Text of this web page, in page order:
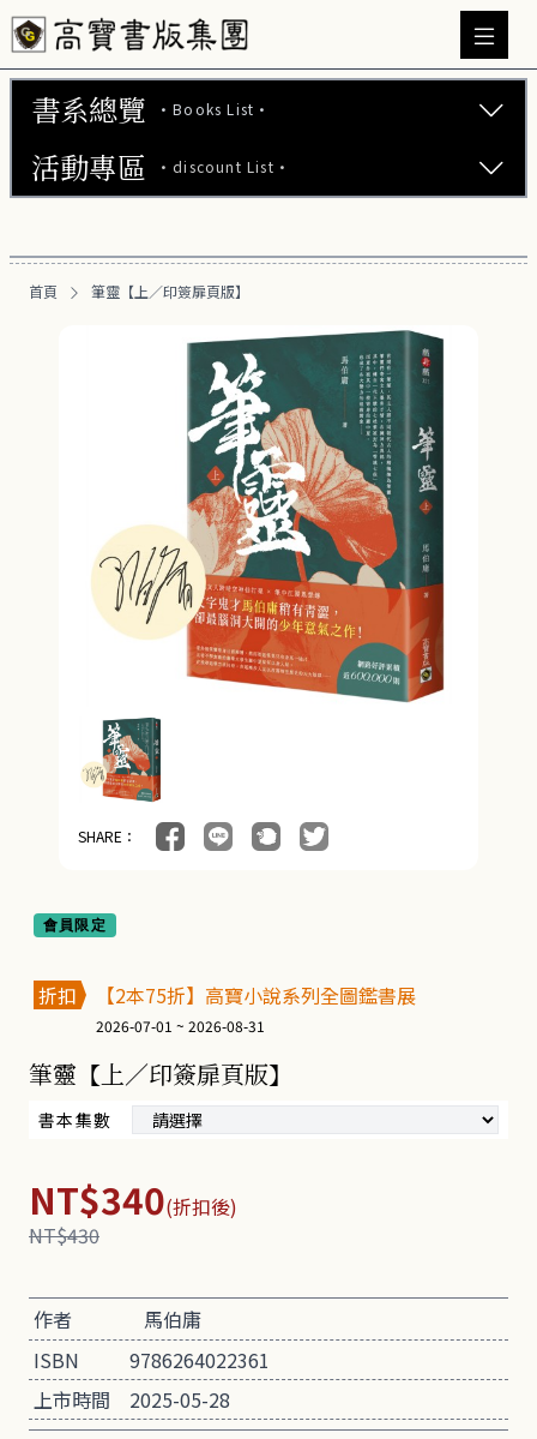
書系總覽 ·Books List·
文學小說 (737)
活動專區 ·discount List·
【2本7折】高寶小說系列全圖鑑書展
【2套7折】高寶小說系列全圖鑑書展
【66折】高寶小說系列全圖鑑書展
首頁 筆靈【上／印簽扉頁版】
SHARE：
會員限定
折扣 【2本75折】高寶小說系列全圖鑑書展
2026-07-01 ~ 2026-08-31
筆靈【上／印簽扉頁版】
書本集數
NT$340(折扣後)
NT$430
作者
馬伯庸
ISBN
9786264022361
上市時間
2025-05-28